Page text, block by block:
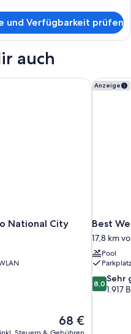
und Verfügbarkeit prüfen
auch
National City
Der
Preis
68 €
City Anzeige
Best
17,8 km
Pool
8.0
von
8,0 Sehr
1.917
Best